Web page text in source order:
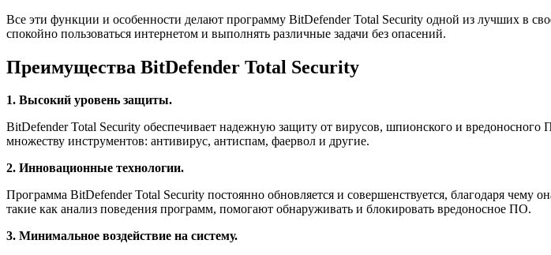
Все эти функции и особенности делают программу BitDefender Total Security одной из лучших в
спокойно пользоваться интернетом и выполнять различные задачи без опасений.
Преимущества BitDefender Total Security
1. Высокий уровень защиты.
BitDefender Total Security обеспечивает надежную защиту от вирусов, шпионского и
множеству инструментов: антивирус, антиспам, фаервол и другие.
2. Инновационные технологии.
Программа BitDefender Total Security постоянно обновляется и совершенствуется, благодаря
такие как анализ поведения программ, помогают обнаруживать и блокировать вредоносное ПО.
3. Минимальное воздействие на систему.